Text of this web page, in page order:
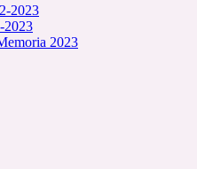
2023
2023
2023